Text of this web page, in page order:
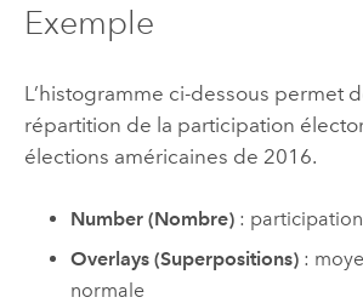
Exemple
L’histogramme ci-dessous permet
répartition de la participation
élections américaines de 2016.
Number (Nombre) :
Overlays (Superpositions) :
normale